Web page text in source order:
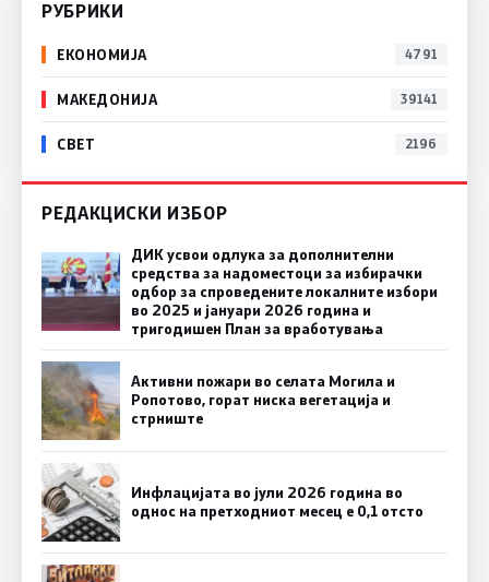
РУБРИКИ
ЕКОНОМИЈА 4791
МАКЕДОНИЈА 39141
СВЕТ 2196
РЕДАКЦИСКИ ИЗБОР
ДИК усвои одлука за дополнителни
средства за надоместоци за избирачки
одбор за спроведените локалните избори
во 2025 и јануари 2026 година и
тригодишен План за вработувања
Активни пожари во селата Могила и
Ропотово, горат ниска вегетација и
стрниште
Инфлацијата во јули 2026 година во
однос на претходниот месец е 0,1 отсто